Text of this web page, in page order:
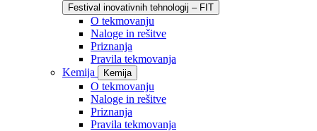
Festival inovativnih tehnologij – FIT
O tekmovanju
Naloge in rešitve
Priznanja
Pravila tekmovanja
Kemija
Kemija
O tekmovanju
Naloge in rešitve
Priznanja
Pravila tekmovanja